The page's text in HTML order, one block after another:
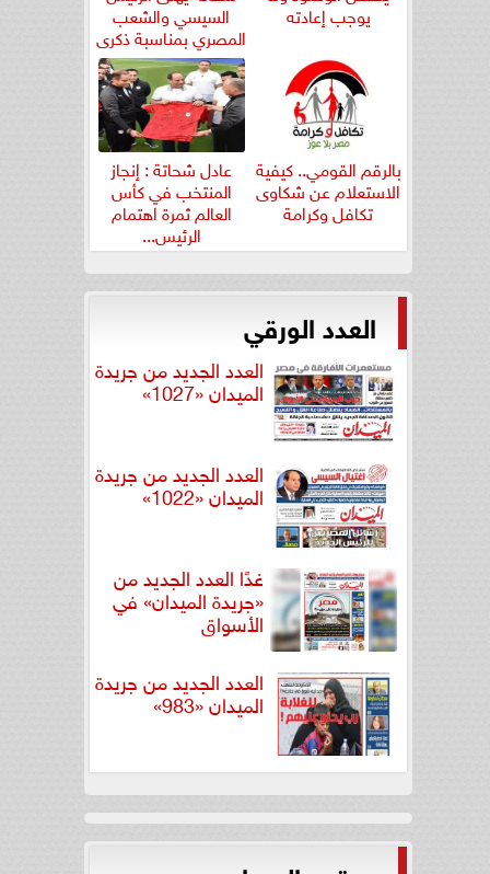
يوجب إعادته السيسي والشعب
المصري بمناسبة ذكرى
ثورة...
بالرقم القومي.. كيفية
الاستعلام عن شكاوى
تكافل وكرامة
عادل شحاتة : إنجاز
المنتخب في كأس
العالم ثمرة اهتمام
الرئيس...
العدد الورقي
العدد الجديد من جريدة
الميدان «1027»
العدد الجديد من جريدة
الميدان «1022»
غدًا العدد الجديد من
«جريدة الميدان» في
الأسواق
العدد الجديد من جريدة
الميدان «983»